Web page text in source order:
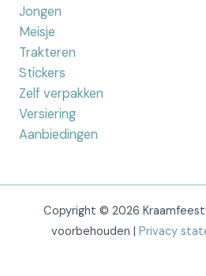
Jongen
Meisje
Trakteren
Stickers
Zelf verpakken
Versiering
Aanbiedingen
Copyright © 2026
voorbehouden | Privacy